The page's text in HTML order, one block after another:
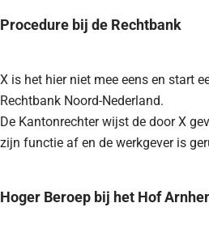
Procedure bij de Rechtbank
X is het hier niet mee eens en start
Rechtbank Noord-Nederland.
De Kantonrechter wijst de door X
zijn functie af en de werkgever is
Hoger Beroep bij het Hof